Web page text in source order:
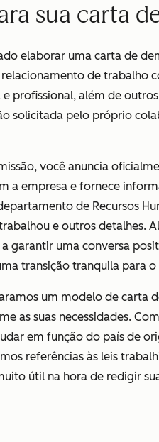
sua carta
elaborar uma carta de
de trabalho
profissional, além de
solicitada pelo próprio
você anuncia
a empresa e fornece
de Recursos
e outros detalhes.
garantir uma conversa
transição tranquila para
um modelo de carta
as suas necessidades.
em função do país de
referências às leis
útil na hora de redigir